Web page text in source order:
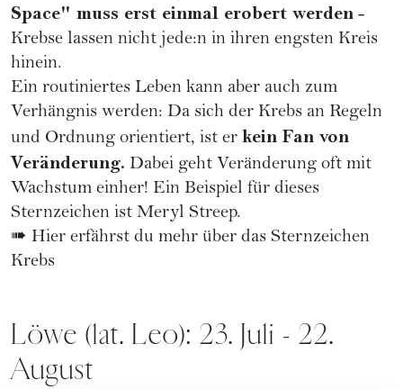
Space" muss erst einmal erobert werden -
Krebse lassen nicht jede:n in ihren engsten Kreis
hinein.
Ein routiniertes Leben kann aber auch zum
Verhängnis werden: Da sich der Krebs an Regeln
und Ordnung orientiert, ist er kein Fan von
Veränderung. Dabei geht Veränderung oft mit
Wachstum einher! Ein Beispiel für dieses
Sternzeichen ist Meryl Streep.
➠ Hier erfährst du mehr über das Sternzeichen
Krebs
Löwe (lat. Leo): 23. Juli - 22.
August